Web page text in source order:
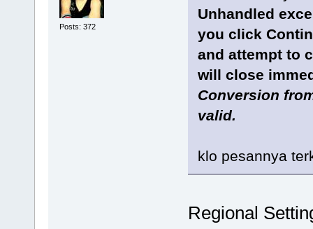
Posts: 372
Unhandled
you click
and attempt to
will close
Conversion
valid.
klo pesannya
Regional